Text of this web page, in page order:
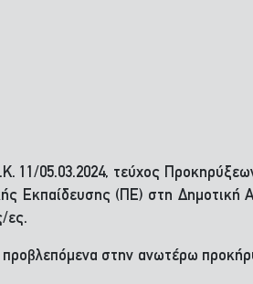
11/05.03.2024, τεύχος
Εκπαίδευσης (ΠΕ) στη Δημοτική
ες.
προβλεπόμενα στην ανωτέρω